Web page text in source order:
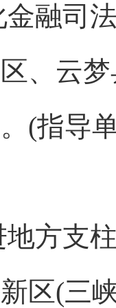
司法
、云
(指导
支柱
区(三